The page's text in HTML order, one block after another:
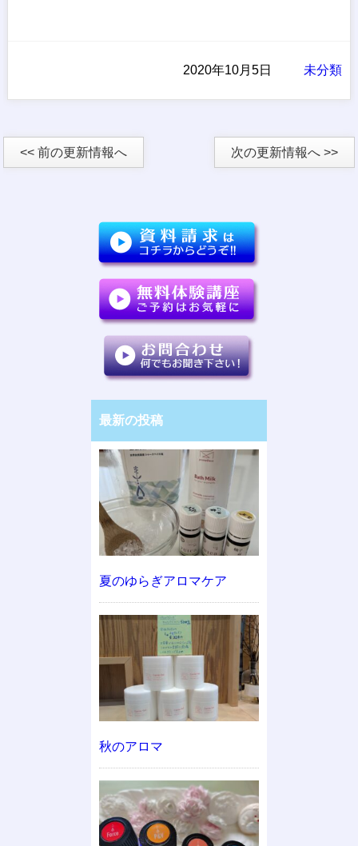
未分類
2020年10月5日
<< 前の更新情報へ 次の更新情報へ >>
最新の投稿
夏のゆらぎアロマケア
秋のアロマ